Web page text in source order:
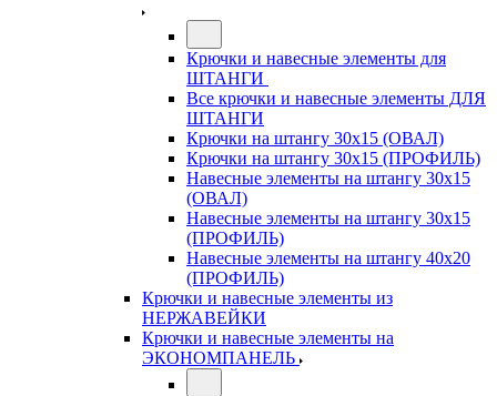
Крючки и навесные элементы для
ШТАНГИ
Все крючки и навесные элементы ДЛЯ
ШТАНГИ
Крючки на штангу 30х15 (ОВАЛ)
Крючки на штангу 30х15 (ПРОФИЛЬ)
Навесные элементы на штангу 30х15
(ОВАЛ)
Навесные элементы на штангу 30х15
(ПРОФИЛЬ)
Навесные элементы на штангу 40х20
(ПРОФИЛЬ)
Крючки и навесные элементы из
НЕРЖАВЕЙКИ
Крючки и навесные элементы на
ЭКОНОМПАНЕЛЬ